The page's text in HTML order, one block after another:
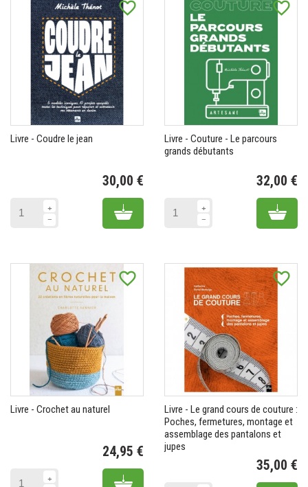
favorite_border
Livre - Coudre le jean
30,00 €
Add to cart
favorite_border
Livre - Couture - Le parcours
grands débutants
32,00 €
Add
favorite_border
Livre - Crochet au naturel
24,95 €
Add to cart
favorite_border
Livre - Le grand cours de couture :
Poches, fermetures, montage et
assemblage des pantalons et
jupes
35,00 €